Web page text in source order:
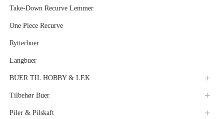
Take-Down Recurve Lemmer
One Piece Recurve
Rytterbuer
Langbuer
BUER TIL HOBBY & LEK
Tilbehør Buer
Piler & Pilskaft